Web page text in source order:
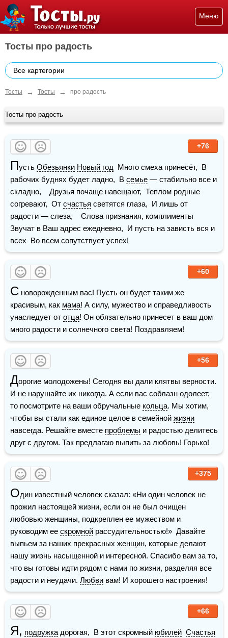
Меню
Тосты про радость
Все картегории
Тосты → Тосты → про радость
Тосты про радость
+76
Пусть Обезьянки Новый год
  Много смеха принесёт,  В
рабочих буднях будет ладно,  В семье — стабильно все и
складно,    Друзья почаще навещают,  Теплом родные
согревают,  От счастья светятся глаза,  И лишь от
радости — слеза,    Слова признания, комплименты
Звучат в Ваш адрес ежедневно,  И пусть на зависть вся и
всех  Во всем сопутствует успех!
+60
С новорожденным вас! Пусть он будет таким же
красивым, как мама! А силу, мужество и справедливость
унаследует от отца! Он обязательно принесет в ваш дом
много радости и солнечного света! Поздравляем!
+56
Дорогие молодожены! Сегодня вы дали клятвы верности.
И не нарушайте их никогда. А если вас соблазн одолеет,
то посмотрите на ваши обручальные кольца. Мы хотим,
чтобы вы стали как единое целое в семейной жизни
навсегда. Решайте вместе проблемы и радостью делитесь
друг с другом. Так предлагаю выпить за любовь! Горько!
+375
Один известный человек сказал: «Ни один человек не
прожил настоящей жизни, если он не был очищен
любовью женщины, подкреплен ее мужеством и
руководим ее скромной рассудительностью!»  Давайте
выпьем за наших прекрасных женщин, которые делают
нашу жизнь насыщенной и интересной. Спасибо вам за то,
что вы готовы идти рядом с нами по жизни, разделяя все
радости и неудачи. Любви вам! И хорошего настроения!
+66
Я, подружка дорогая,  В этот скромный юбилей Счастья